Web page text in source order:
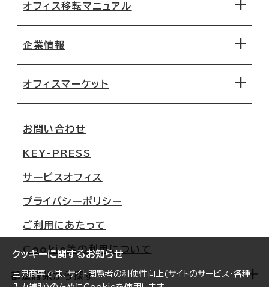
クッキーに関するお知らせ
三鬼商事では、サイト閲覧者の利便性向上(サイトのサービス・各種
地図から探す
路線・駅から探す
オフィス移転マニュアル
移転コストシミュレーション
移転スケジュール
オフィス移転Q&A
企業情報
オフィスマーケット
大阪
名古屋
札幌
仙台
横浜
福岡
お問い合わせ
KEY-PRESS
サービスオフィス
プライバシーポリシー
ご利用にあたって
Cookie等の利用について
都道府県から探す